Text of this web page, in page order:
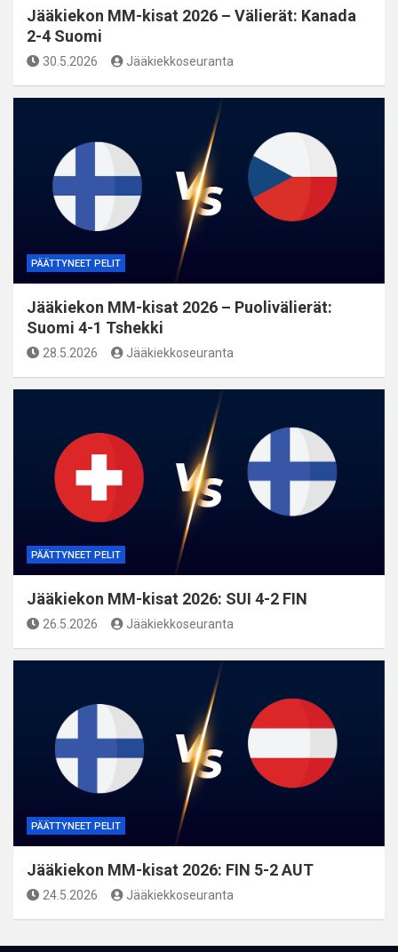
Jääkiekon MM-kisat 2026 – Välierät: Kanada
2-4 Suomi
30.5.2026 Jääkiekkoseuranta
PÄÄTTYNEET PELIT
Jääkiekon MM-kisat 2026 – Puolivälierät:
Suomi 4-1 Tshekki
28.5.2026 Jääkiekkoseuranta
PÄÄTTYNEET PELIT
Jääkiekon MM-kisat 2026: SUI 4-2 FIN
26.5.2026 Jääkiekkoseuranta
PÄÄTTYNEET PELIT
Jääkiekon MM-kisat 2026: FIN 5-2 AUT
24.5.2026 Jääkiekkoseuranta